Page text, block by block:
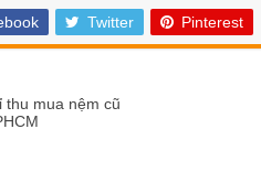
Twitter Pinterest
thu mua nệm cũ